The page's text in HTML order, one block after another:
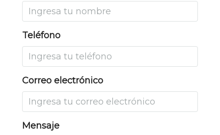
Teléfono
Correo electrónico
Mensaje